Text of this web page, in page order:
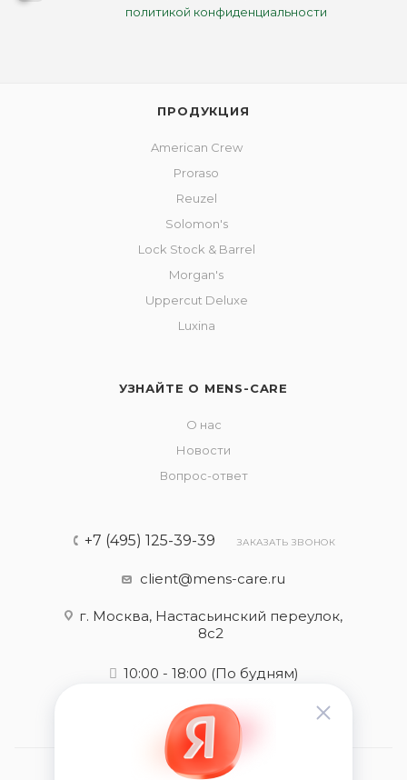
политикой конфиденциальности
ПРОДУКЦИЯ
American Crew
Proraso
Reuzel
Solomon's
Lock Stock & Barrel
Morgan's
Uppercut Deluxe
Luxina
УЗНАЙТЕ О MENS-CARE
О нас
Новости
Вопрос-ответ
+7 (495) 125-39-39 ЗАКАЗАТЬ ЗВОНОК
client@mens-care.ru
г. Москва, Настасьинский переулок,
8с2
10:00 - 18:00 (По будням)